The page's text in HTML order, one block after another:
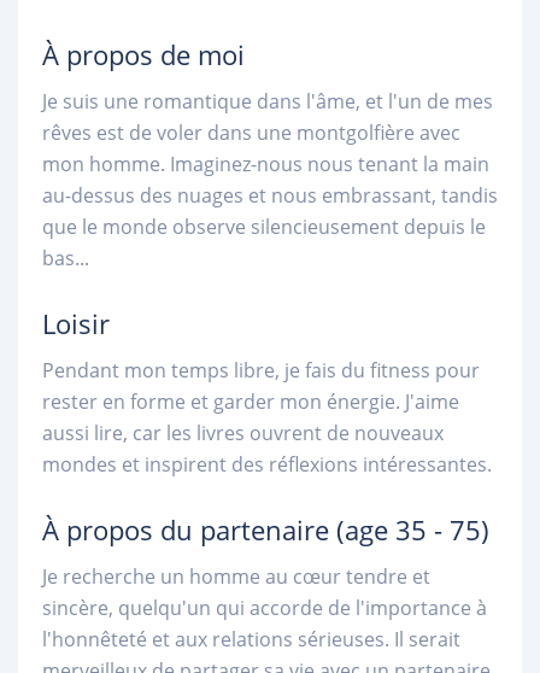
À propos de moi
Je suis une romantique dans l'âme, et l'un de mes
rêves est de voler dans une montgolfière avec
mon homme. Imaginez-nous nous tenant la main
au-dessus des nuages et nous embrassant, tandis
que le monde observe silencieusement depuis le
bas...
Loisir
Pendant mon temps libre, je fais du fitness pour
rester en forme et garder mon énergie. J'aime
aussi lire, car les livres ouvrent de nouveaux
mondes et inspirent des réflexions intéressantes.
À propos du partenaire (age 35 - 75)
Je recherche un homme au cœur tendre et
sincère, quelqu'un qui accorde de l'importance à
l'honnêteté et aux relations sérieuses. Il serait